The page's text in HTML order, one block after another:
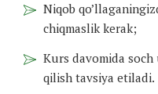
Niqob
chiqmaslik kerak;
Kurs davomida
qilish tavsiya etiladi.